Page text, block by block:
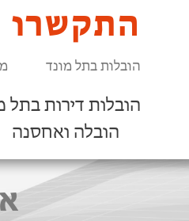
התקשרו
הובלות בתל מונד
הובלות דירות בתל
הובלה ואחסנה